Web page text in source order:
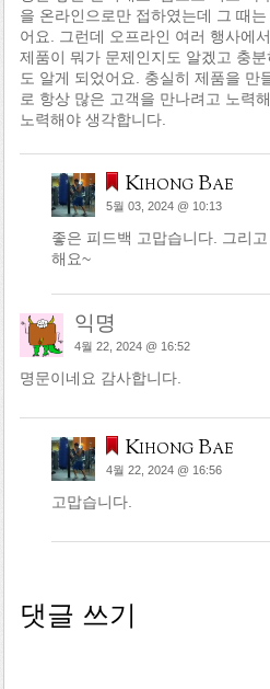
을 온라인으로만 접하였는데 그 때
어요. 그런데 오프라인 여러 행사에
제품이 뭐가 문제인지도 알겠고 충
도 알게 되었어요. 충실히 제품을 만
로 항상 많은 고객을 만나려고 노력
노력해야 생각합니다.
Kihong Bae
5월 03, 2024 @ 10:13
좋은 피드백 고맙습니다. 그리
해요~
익명
4월 22, 2024 @ 16:52
명문이네요 감사합니다.
Kihong Bae
4월 22, 2024 @ 16:56
고맙습니다.
댓글 쓰기